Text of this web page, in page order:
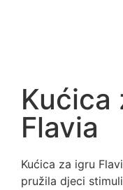
Kućica
Flavia
Kućica za igru
pružila djeci